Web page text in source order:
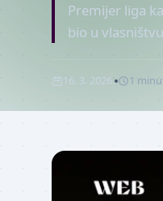
Premijer liga
bio u
16. 3. 2026. 1